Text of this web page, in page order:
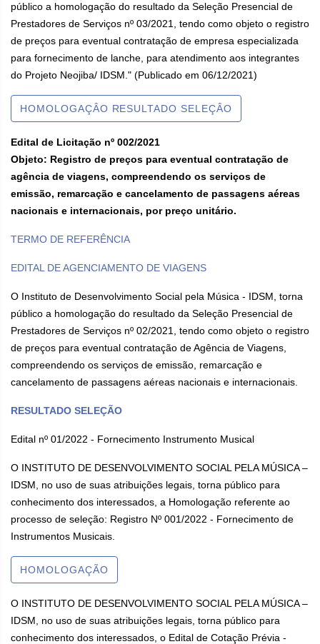
público a homologação do resultado da Seleção Presencial de
Prestadores de Serviços nº 03/2021, tendo como objeto o registro
de preços para eventual contratação de empresa especializada
para fornecimento de lanche, para atendimento aos integrantes
do Projeto Neojiba/ IDSM." (Publicado em 06/12/2021)
HOMOLOGAÇÂO RESULTADO SELEÇÂO
Edital de Licitação nº 002/2021
Objeto: Registro de preços para eventual contratação de
agência de viagens, compreendendo os serviços de
emissão, remarcação e cancelamento de passagens aéreas
nacionais e internacionais, por preço unitário.
TERMO DE REFERÊNCIA
EDITAL DE AGENCIAMENTO DE VIAGENS
O Instituto de Desenvolvimento Social pela Música - IDSM, torna
público a homologação do resultado da Seleção Presencial de
Prestadores de Serviços nº 02/2021, tendo como objeto o registro
de preços para eventual contratação de Agência de Viagens,
compreendendo os serviços de emissão, remarcação e
cancelamento de passagens aéreas nacionais e internacionais.
RESULTADO SELEÇÃO
Edital nº 01/2022 - Fornecimento Instrumento Musical
O INSTITUTO DE DESENVOLVIMENTO SOCIAL PELA MÚSICA –
IDSM, no uso de suas atribuições legais, torna público para
conhecimento dos interessados, a Homologação referente ao
processo de seleção: Registro Nº 001/2022 - Fornecimento de
Instrumentos Musicais.
HOMOLOGAÇÃO
O INSTITUTO DE DESENVOLVIMENTO SOCIAL PELA MÚSICA –
IDSM, no uso de suas atribuições legais, torna público para
conhecimento dos interessados, o Edital de Cotação Prévia -